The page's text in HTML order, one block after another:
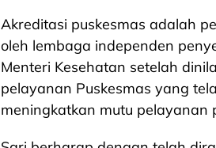
Akreditasi puskesmas adalah
oleh lembaga independen
Menteri Kesehatan setelah
pelayanan Puskesmas yang
meningkatkan mutu pelayanan